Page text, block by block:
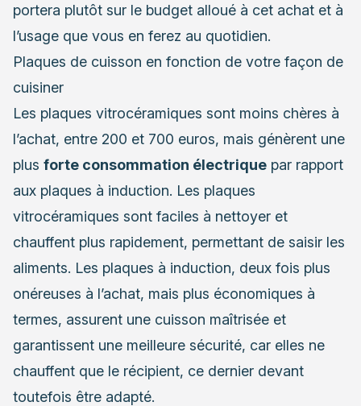
portera plutôt sur le budget alloué à cet achat et à
l’usage que vous en ferez au quotidien.
Plaques de cuisson en fonction de votre façon de
cuisiner
Les plaques vitrocéramiques sont moins chères à
l’achat, entre 200 et 700 euros, mais génèrent une
plus forte consommation électrique par rapport
aux plaques à induction. Les plaques
vitrocéramiques sont faciles à nettoyer et
chauffent plus rapidement, permettant de saisir les
aliments. Les plaques à induction, deux fois plus
onéreuses à l’achat, mais plus économiques à
termes, assurent une cuisson maîtrisée et
garantissent une meilleure sécurité, car elles ne
chauffent que le récipient, ce dernier devant
toutefois être adapté.